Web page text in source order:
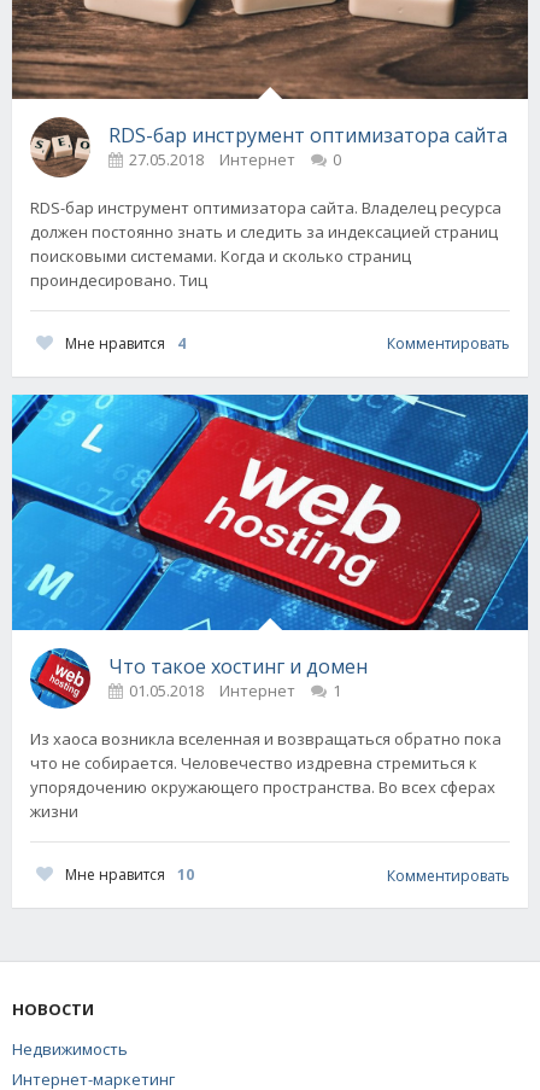
RDS-бар инструмент оптимизатора сайта
27.05.2018 Интернет 0
RDS-бар инструмент оптимизатора сайта. Владелец ресурса
должен постоянно знать и следить за индексацией страниц
поисковыми системами. Когда и сколько страниц
проиндесировано. Тиц
Мне нравится 4 Комментировать
Что такое хостинг и домен
01.05.2018 Интернет 1
Из хаоса возникла вселенная и возвращаться обратно пока
что не собирается. Человечество издревна стремиться к
упорядочению окружающего пространства. Во всех сферах
жизни
Мне нравится 10 Комментировать
НОВОСТИ
Недвижимость
Интернет-маркетинг